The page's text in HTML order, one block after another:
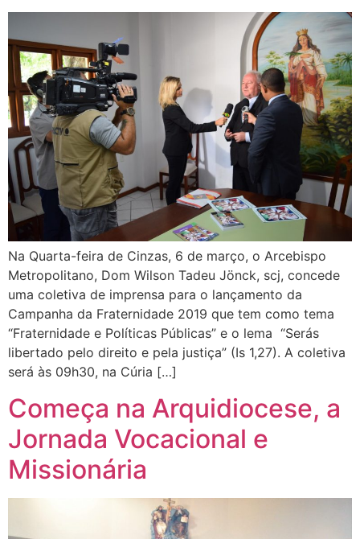
Na Quarta-feira de Cinzas, 6 de março, o Arcebispo
Metropolitano, Dom Wilson Tadeu Jönck, scj, concede
uma coletiva de imprensa para o lançamento da
Campanha da Fraternidade 2019 que tem como tema
“Fraternidade e Políticas Públicas” e o lema “Serás
libertado pelo direito e pela justiça” (Is 1,27). A coletiva
será às 09h30, na Cúria […]
Começa na Arquidiocese, a
Jornada Vocacional e
Missionária